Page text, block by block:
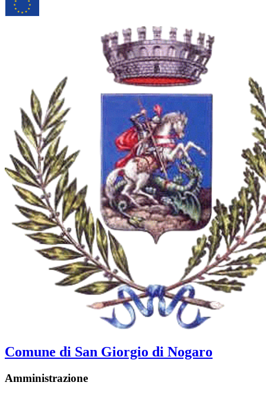
Comune di San Giorgio di Nogaro
Amministrazione